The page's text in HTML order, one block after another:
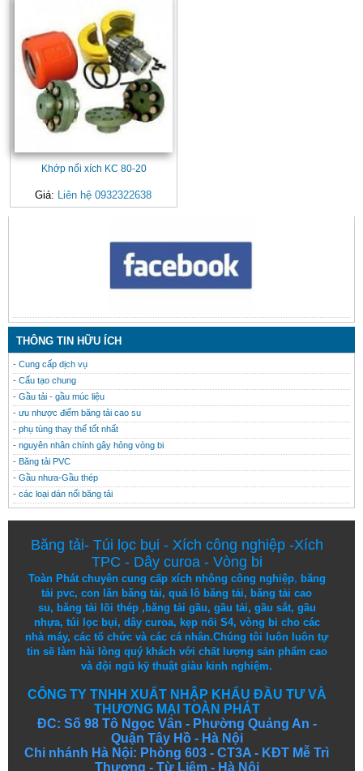
Khớp nối xích KC 80-20
Giá: Liên hệ 0932322638
THÔNG TIN HỮU ÍCH
- Cung cấp dịch vụ
- Cấu tạo chung
- Gầu tải - gầu múc liệu
- ưu nhược điểm băng tải cao su
- phụ tùng thay thế tốt nhất
- nguyên nhân chính gây hỏng vòng bi
- Băng tải PVC
- Gầu nhưa-Gầu thép
- các loại dán nối băng tải
Băng tải- Túi lọc bụi - Xích công nghiệp-Xích
TPC - Dây curoa - Vòng bi
Toàn Phát chuyên cung cấp xích nhông công nghiệp, băng
tải pvc,con lăn băng tải,quả lô băng tải, băng tải cao
su, băng tải lõi thép,băng tải gầu, gầu tải, gầu sắt, gầu
nhựa, túi lọc bụi, dây curoa, kẹp nối S4, vòng bi cho các
nhà máy, các tổ chức và các cá nhân.Chúng tôi luôn luôn tự
tin sẽ làm hài lòng quý khách với chất lượng sảnphẩm cao
và đội ngũ kỹ thuật giàu kinh nghiệm.
CÔNG TY TNHH XUẤT NHẬP KHẨU ĐẦU TƯ VÀ
THƯƠNG MẠI TOÀN PHÁT
ĐC: Số 98 Tô Ngọc Vân - Phường Quảng An -
Quận Tây Hồ - Hà Nội
Chi nhánh Hà Nội: Phòng 603 - CT3A - KĐT Mễ Trì
Thượng - Từ Liêm - Hà Nội